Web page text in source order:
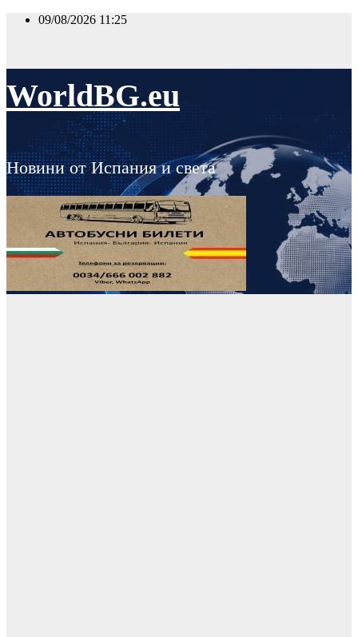
Skip
09/08/2026 11:25
WorldBG.eu
Новини от Испания и света